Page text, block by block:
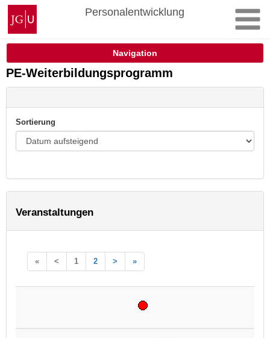
Zum
Inhalt
springen
Johannes
Gutenberg-
Universität
Personalentwicklung
Navigation
PE-Weiterbildungsprogramm
Sortierung
Veranstaltungen
« < 1 2 > »